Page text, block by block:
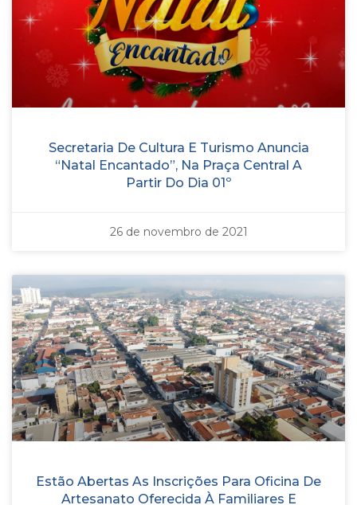
Secretaria De Cultura E Turismo Anuncia
“Natal Encantado”, Na Praça Central A
Partir Do Dia 01º
26 de novembro de 2021
Estão Abertas As Inscrições Para Oficina De
Artesanato Oferecida À Familiares E